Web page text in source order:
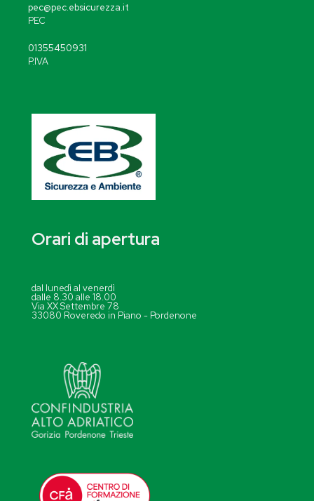
pec@pec.ebsicurezza.it
PEC
01355450931
P.IVA
Orari di apertura
dal lunedì al venerdì
dalle 8.30 alle 18.00
Via XX Settembre 78
33080 Roveredo in Piano - Pordenone